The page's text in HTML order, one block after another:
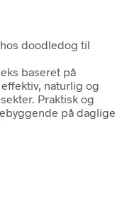
doodledog til
baseret på
effektiv, naturlig og
Praktisk og
på daglige